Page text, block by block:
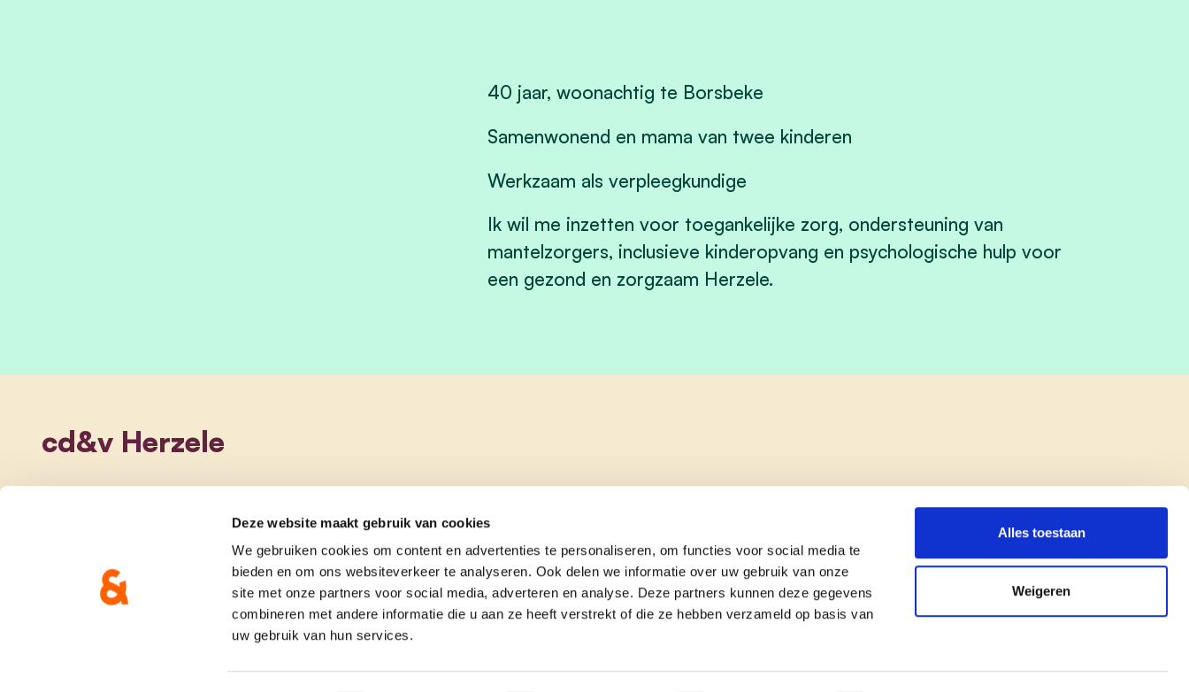
Deze website maakt gebruik van cookies
We gebruiken cookies om content en advertenties te personaliseren, om functies voor social media te
bieden en om ons websiteverkeer te analyseren. Ook delen we informatie over uw gebruik van onze
site met onze partners voor social media, adverteren en analyse. Deze partners kunnen deze gegevens
combineren met andere informatie die u aan ze heeft verstrekt of die ze hebben verzameld op basis van
uw gebruik van hun services.
Alles toestaan
Weigeren
40 jaar, woonachtig te Borsbeke
Samenwonend en mama van twee kinderen
Werkzaam als verpleegkundige
Ik wil me inzetten voor toegankelijke zorg, ondersteuning van
mantelzorgers, inclusieve kinderopvang en psychologische hulp voor
een gezond en zorgzaam Herzele.
cd&v Herzele
onze partij doe mee contact